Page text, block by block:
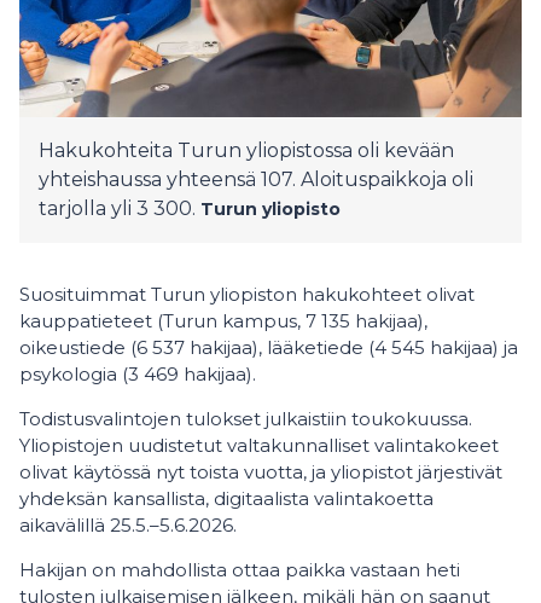
Hakukohteita Turun yliopistossa oli kevään
yhteishaussa yhteensä 107. Aloituspaikkoja oli
tarjolla yli 3 300. Turun yliopisto
Suosituimmat Turun yliopiston hakukohteet olivat
kauppatieteet (Turun kampus, 7 135 hakijaa),
oikeustiede (6 537 hakijaa), lääketiede (4 545 hakijaa) ja
psykologia (3 469 hakijaa).
Todistusvalintojen tulokset julkaistiin toukokuussa.
Yliopistojen uudistetut valtakunnalliset valintakokeet
olivat käytössä nyt toista vuotta, ja yliopistot järjestivät
yhdeksän kansallista, digitaalista valintakoetta
aikavälillä 25.5.–5.6.2026.
Hakijan on mahdollista ottaa paikka vastaan heti
tulosten julkaisemisen jälkeen, mikäli hän on saanut